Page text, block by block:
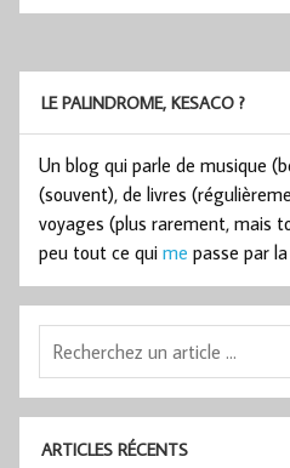
LE PALINDROME, KESACO ?
Un blog qui parle de musique
(souvent), de livres
voyages (plus rarement, mais
peu tout ce qui me passe par
ARTICLES RÉCENTS